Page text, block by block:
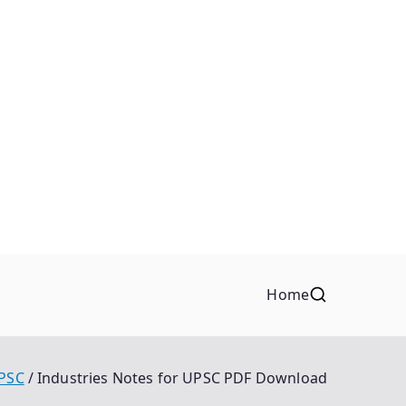
Home
Industries Notes for UPSC PDF Download